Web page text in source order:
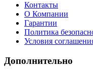
Контакты
О Компании
Гарантии
Политика
Условия
Дополнительно